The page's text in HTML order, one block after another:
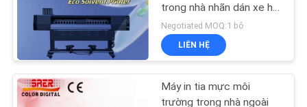
SÁCH
MẬT
Máy in cờ
trong nhà nhãn dán xe hơi
Máy dung môi trường
Negotiated MOQ:1 bộ
LIÊN HỆ
Máy in tia mực môi
trường trong nhà ngoài